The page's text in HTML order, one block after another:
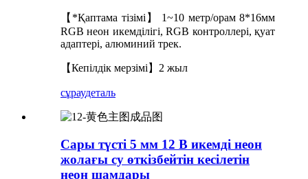
【*Қаптама тізімі】 1~10 метр/орам 8*16мм
RGB неон икемділігі, RGB контроллері, қуат
адаптері, алюминий трек.
【Кепілдік мерзімі】2 жыл
сұраудеталь
Сары түсті 5 мм 12 В икемді неон
жолағы су өткізбейтін кесілетін
неон шамдары